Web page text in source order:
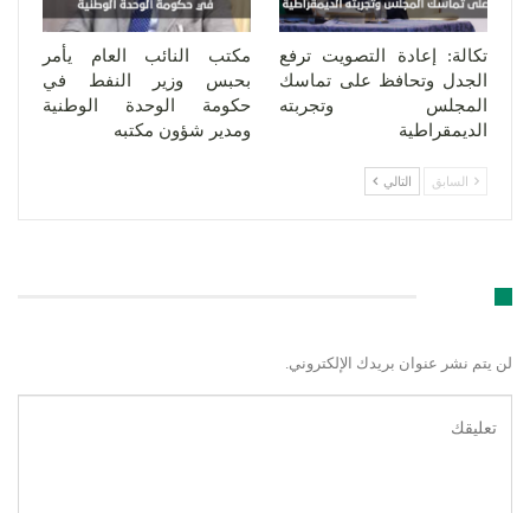
تكالة: إعادة التصويت ترفع
الجدل وتحافظ على تماسك
المجلس وتجربته
الديمقراطية
مكتب النائب العام يأمر
بحبس وزير النفط في
حكومة الوحدة الوطنية
ومدير شؤون مكتبه
السابق التالي
لن يتم نشر عنوان بريدك الإلكتروني.